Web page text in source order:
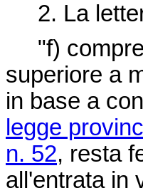
2. La
"f)
superiore a
in base a
legge
n. 52, resta
all'entrata in